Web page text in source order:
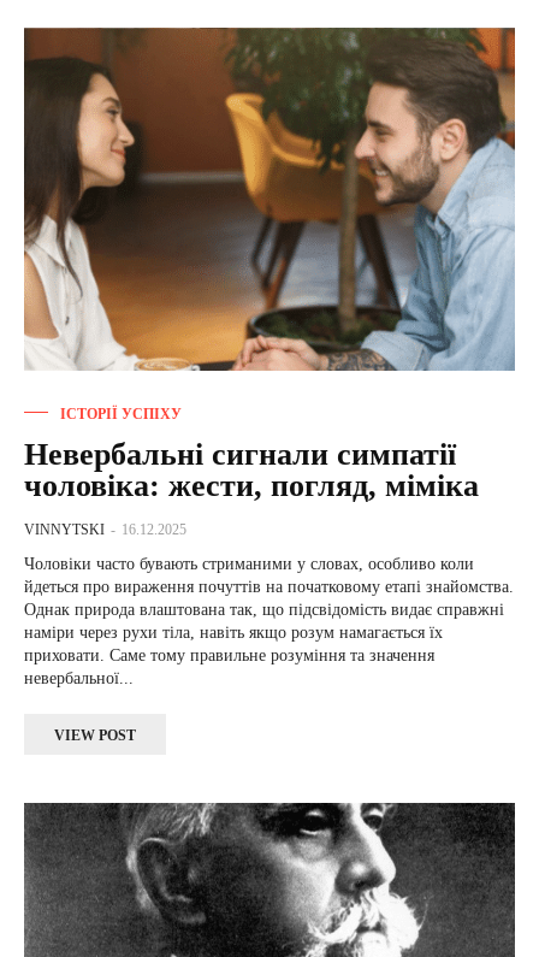
ІСТОРІЇ УСПІХУ
Невербальні сигнали симпатії
чоловіка: жести, погляд, міміка
VINNYTSKI - 16.12.2025
Чоловіки часто бувають стриманими у словах, особливо коли
йдеться про вираження почуттів на початковому етапі знайомства.
Однак природа влаштована так, що підсвідомість видає справжні
наміри через рухи тіла, навіть якщо розум намагається їх
приховати. Саме тому правильне розуміння та значення
невербальної...
VIEW POST